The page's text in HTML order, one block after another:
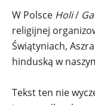
W Polsce Holi/
religijnej
Świątyniach,
hinduską w
Tekst ten nie